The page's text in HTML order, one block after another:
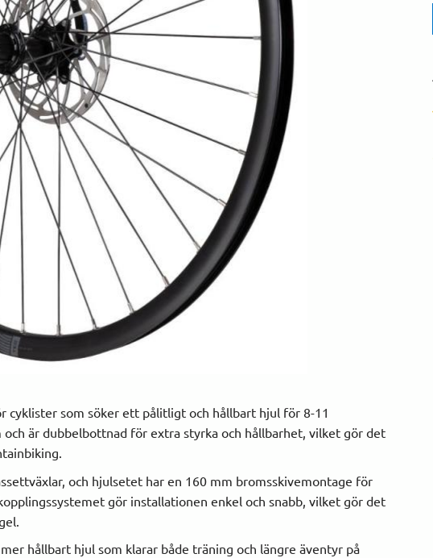
cyklister som söker ett pålitligt och hållbart hjul för 8-11
är dubbelbottnad för extra styrka och hållbarhet, vilket gör det
och hjulsetet har en 160 mm bromsskivemontage för
gör installationen enkel och snabb, vilket gör det
hållbart hjul som klarar både träning och längre äventyr på